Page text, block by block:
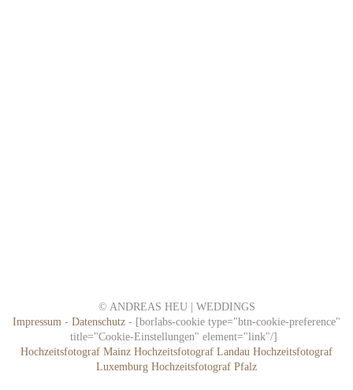
© ANDREAS HEU | WEDDINGS
Impressum - Datenschutz - [borlabs-cookie type="btn-cookie-preference"
title="Cookie-Einstellungen" element="link"/]
Hochzeitsfotograf Mainz Hochzeitsfotograf Landau Hochzeitsfotograf
Luxemburg Hochzeitsfotograf Pfalz